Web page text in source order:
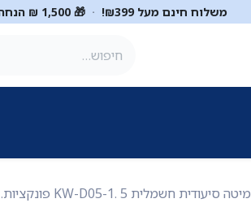
משלוח חינם מעל ₪399! · 🎁 1,500 ₪ הנחה על SM7 בקניה באתר בקוד
מיטה סיעודית חשמלית KW-D05-1. 5 פונקציות. גובה 40-75 ס"מ. עומס 175 ק"ג. גלגלים נעולים. ס.מדיק יבוא